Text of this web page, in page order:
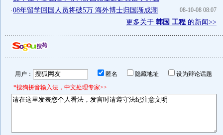
08-10-08 08:07
·08年留学回国人员将破5万 海外博士归国渐成潮
更多关于 韩国 工程 的新闻>>
用户： 匿名 隐藏地址
设为辩论话题
*搜狗拼音输入法，中文处理专家>>